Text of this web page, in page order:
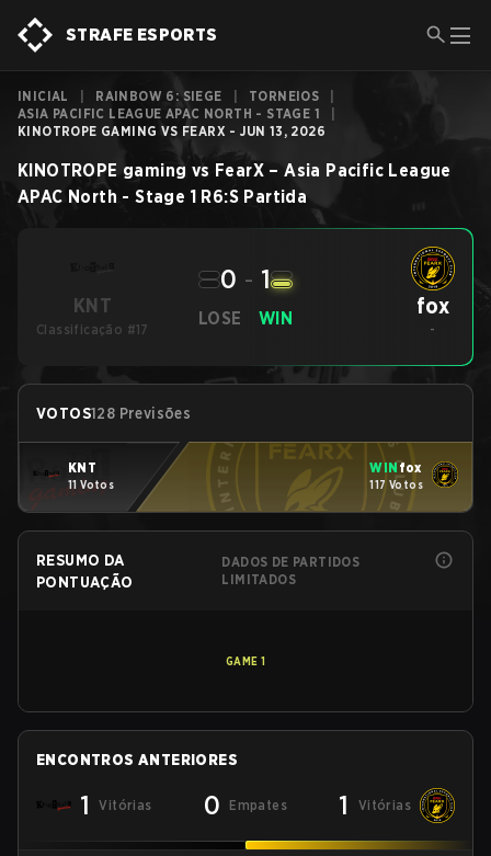
STRAFE ESPORTS
INICIAL RAINBOW 6: SIEGE TORNEIOS
ASIA PACIFIC LEAGUE APAC NORTH - STAGE 1
KINOTROPE GAMING VS FEARX - JUN 13, 2026
KINOTROPE gaming vs FearX –Asia Pacific League
APAC North - Stage 1 R6:S Partida
KNT
Classificação #17
LOSE
0 - 1
WIN fox
-
VOTOS128 Previsões
KNT
11 Votos
WINfox
117 Votos
RESUMO DA
PONTUAÇÃO
DADOS DE PARTIDOS
LIMITADOS
GAME 1
ENCONTROS ANTERIORES
1 Vitórias 0 Empates 1 Vitórias